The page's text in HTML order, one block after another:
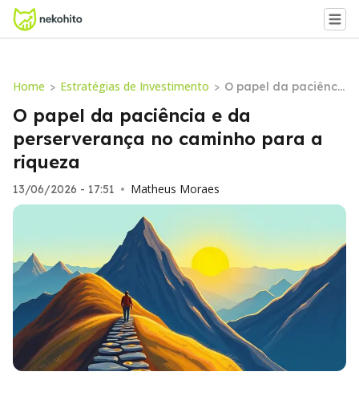
Home > Estratégias de Investimento > O papel da paciênci
a e da perserveranç
a no caminho para a
riqueza
O papel da paciência e da
perserverança no caminho para a
riqueza
13/06/2026 - 17:51 • Matheus Moraes